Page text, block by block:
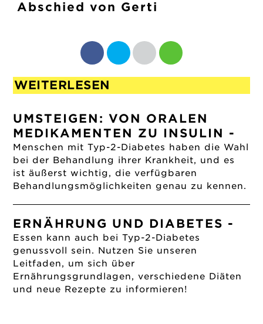
Abschied von Gerti
WEITERLESEN
UMSTEIGEN: VON ORALEN
MEDIKAMENTEN ZU INSULIN -
Menschen mit Typ-2-Diabetes haben die Wahl
bei der Behandlung ihrer Krankheit, und es
ist äußerst wichtig, die verfügbaren
Behandlungsmöglichkeiten genau zu kennen.
ERNÄHRUNG UND DIABETES -
Essen kann auch bei Typ-2-Diabetes
genussvoll sein. Nutzen Sie unseren
Leitfaden, um sich über
Ernährungsgrundlagen, verschiedene Diäten
und neue Rezepte zu informieren!